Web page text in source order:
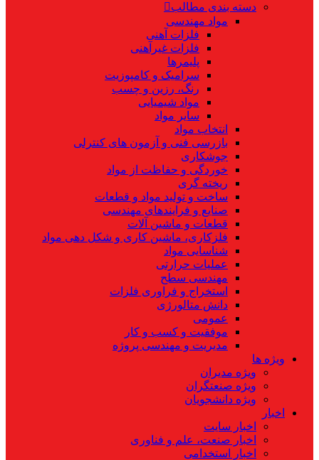
دسته بندی مطالب
مواد مهندسی
فلزات آهنی
فلزات غیرآهنی
پلیمرها
سرامیک و کامپوزیت
رنگ، رزین و چسب
مواد شیمیایی
سایر مواد
انتخاب مواد
بازرسی فنی و آزمون های کنترلی
جوشکاری
خوردگی و حفاظت از مواد
ریخته گری
ساخت و تولید مواد و قطعات
صنایع و فرایندهای مهندسی
قطعات و ماشین آلات
فلزکاری، ماشین کاری و شکل دهی مواد
شناسایی مواد
عملیات حرارتی
مهندسی سطح
استخراج و فراوری فلزات
دانش متالورژی
عمومی
موفقیت و کسب و کار
مدیریت و مهندسی پروژه
ویژه ها
ویژه مدیران
ویژه صنعتگران
ویژه دانشجویان
اخبار
اخبار سایت
اخبار صنعت، علم و فناوری
اخبار استخدامی